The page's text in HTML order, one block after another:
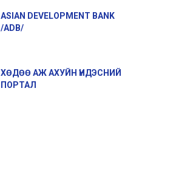
ASIAN DEVELOPMENT BANK
/ADB/
ХӨДӨӨ АЖ АХУЙН ҮНДЭСНИЙ
ПОРТАЛ